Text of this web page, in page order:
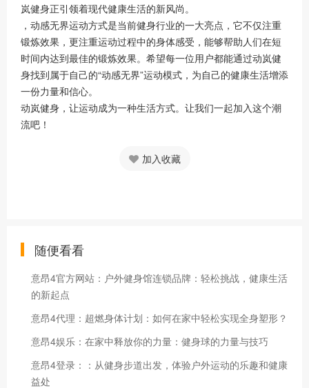
岚健身正引领着现代健康生活的新风尚。
，动感无界运动方式是当前健身行业的一大亮点，它不仅注重
锻炼效果，更注重运动过程中的身体感受，能够帮助人们在短
时间内达到最佳的锻炼效果。希望每一位用户都能通过动岚健
身找到属于自己的“动感无界”运动模式，为自己的健康生活增添
一份力量和信心。
动岚健身，让运动成为一种生活方式。让我们一起加入这个潮
流吧！
加入收藏
随便看看
意昂4官方网站：户外健身馆连锁品牌：轻松挑战，健康生活
的新起点
意昂4代理：超燃身体计划：如何在家中轻松实现全身塑形？
意昂4娱乐：在家中释放你的力量：健身球的力量与技巧
意昂4登录：：从健身步道出发，体验户外运动的乐趣和健康
益处